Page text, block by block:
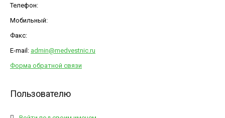
Телефон:
Мобильный:
Факс:
E-mail: admin@medvestnic.ru
Форма обратной связи
Пользователю